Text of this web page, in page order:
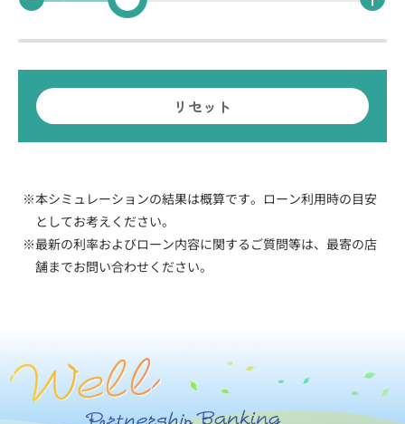
リセット
本シミュレーションの結果は概算です。ローン利用時の目安
としてお考えください。
最新の利率およびローン内容に関するご質問等は、最寄の店
舗までお問い合わせください。